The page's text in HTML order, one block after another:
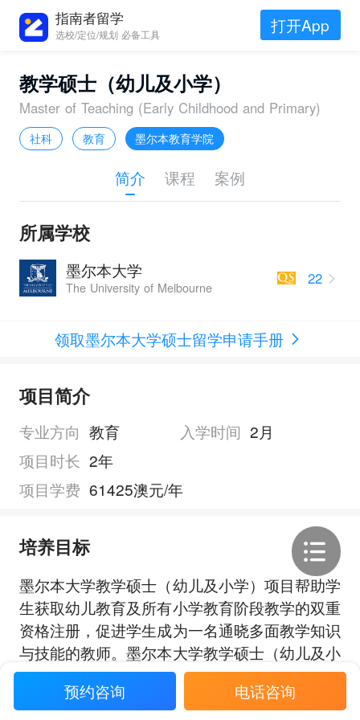
指南者留学
选校/定位/规划 必备工具 打开App
教学硕士（幼儿及小学）
Master of Teaching (Early Childhood and Primary)
社科 教育 墨尔本教育学院
简介 课程 案例
所属学校
墨尔本大学
The University of Melbourne
22
领取墨尔本大学硕士留学申请手册
项目简介
专业方向 教育 入学时间 2月
项目时长 2年
项目学费 61425澳元/年
培养目标
墨尔本大学教学硕士（幼儿及小学）项目帮助学
生获取幼儿教育及所有小学教育阶段教学的双重
资格注册，促进学生成为一名通晓多面教学知识
与技能的教师。墨尔本大学教学硕士（幼儿及小
学）项目深入关注幼儿教育、读写与数学教育领
域。墨尔本大学教学硕士（幼儿及小学）项目以
预约咨询 电话咨询